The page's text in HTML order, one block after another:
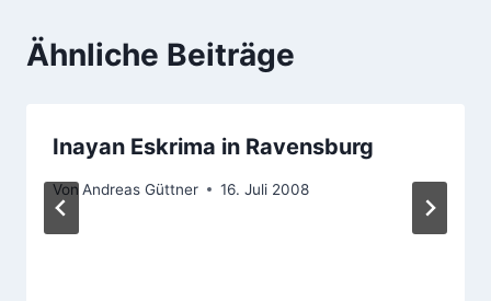
Ähnliche Beiträge
Inayan Eskrima in Ravensburg
VonAndreas Güttner 16. Juli 2008